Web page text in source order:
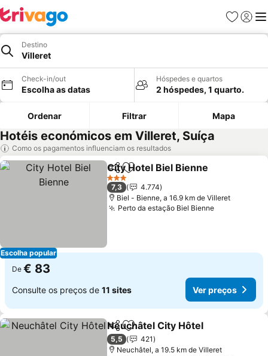
Favoritos
Iniciar
Destino
Villeret
Check-in/out
Escolha as datas
Hóspedes e quartos
2 hóspedes, 1 quarto.
Ordenar Filtrar Mapa
Hotéis económicos em Villeret, Suíça
Como os pagamentos influenciam os resultados
Escolha popular
PartilharAdicionar aos favoritos
City Hotel Biel Bienne
3 Estrelas
7,3
4.774
Biel - Bienne, a 16.9 km de Villeret
Perto da estação Biel Bienne
De € 83
Consulte os preços de 11 sites Ver preços
PartilharAdicionar aos favoritos
Neuchâtel City Hôtel
5,5
421
Neuchâtel, a 19.5 km de Villeret